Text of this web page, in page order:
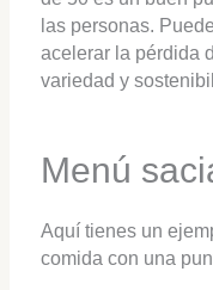
las personas.
acelerar la pérdida
variedad y
Menú
Aquí tienes un
comida con una